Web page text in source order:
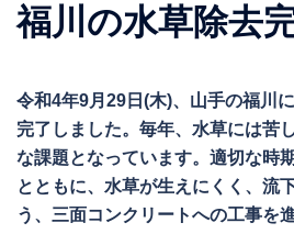
福川の水草除去
令和4年9月29日(木)、山手の福川
完了しました。毎年、水草には苦
な課題となっています。適切な時
とともに、水草が生えにくく、流
う、三面コンクリートへの工事を